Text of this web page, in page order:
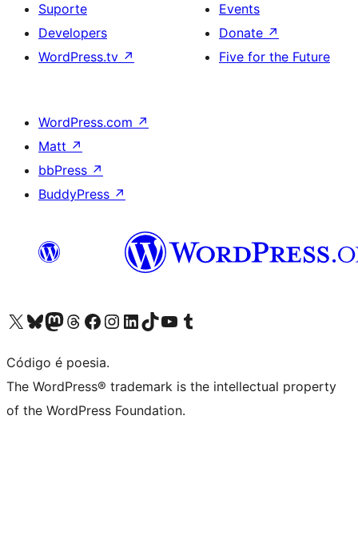
Suporte
Developers
WordPress.tv ↗
Events
Donate ↗
Five for the Future
WordPress.com ↗
Matt ↗
bbPress ↗
BuddyPress ↗
Visite a nossa conta X (antigo Twitter)
Visit our Bluesky account
Visit our Mastodon account
Visit our Threads account
Visite a nossa página do Facebook
Visite a nossa conta no Instagram
Visite a nossa conta no LinkedIn
Visit our TikTok account
Visit our YouTube channel
Visit our Tumblr account
Código é poesia.
The WordPress® trademark is the intellectual property
of the WordPress Foundation.